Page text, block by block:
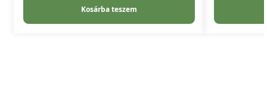
Kosárba teszem